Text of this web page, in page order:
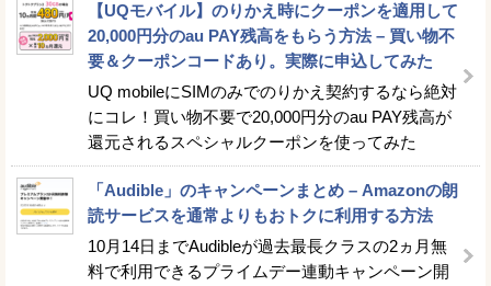
【UQモバイル】のりかえ時にクーポンを適用して
20,000円分のau PAY残高をもらう方法 – 買い物不
要＆クーポンコードあり。実際に申込してみた
UQ mobileにSIMのみでのりかえ契約するなら絶対
にコレ！買い物不要で20,000円分のau PAY残高が
還元されるスペシャルクーポンを使ってみた
「Audible」のキャンペーンまとめ – Amazonの朗
読サービスを通常よりもおトクに利用する方法
10月14日までAudibleが過去最長クラスの2ヵ月無
料で利用できるプライムデー連動キャンペーン開